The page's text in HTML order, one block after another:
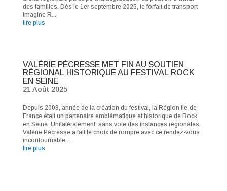
des familles. Dès le 1er septembre 2025, le forfait de transport
Imagine R...
lire plus
VALÉRIE PÉCRESSE MET FIN AU SOUTIEN
RÉGIONAL HISTORIQUE AU FESTIVAL ROCK
EN SEINE
21 Août 2025
Depuis 2003, année de la création du festival, la Région Ile-de-
France était un partenaire emblématique et historique de Rock
en Seine. Unilatéralement, sans vote des instances régionales,
Valérie Pécresse a fait le choix de rompre avec ce rendez-vous
incontournable...
lire plus